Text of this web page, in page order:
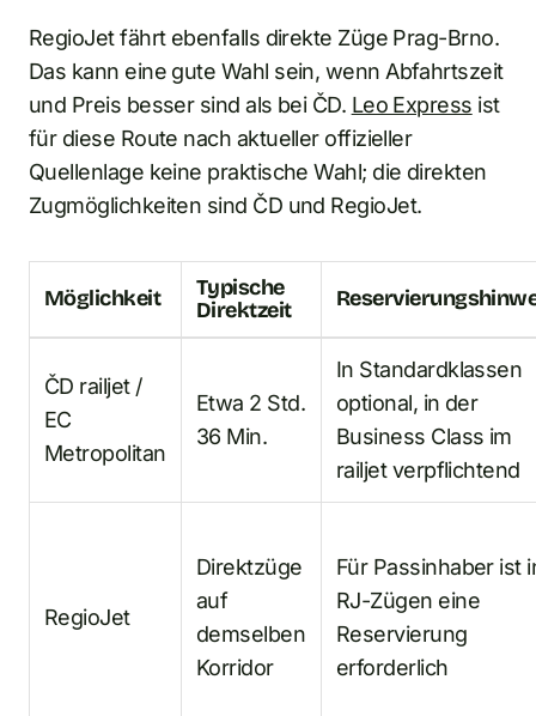
RegioJet fährt ebenfalls direkte Züge Prag-Brno.
Das kann eine gute Wahl sein, wenn Abfahrtszeit
und Preis besser sind als bei ČD. Leo Express ist
für diese Route nach aktueller offizieller
Quellenlage keine praktische Wahl; die direkten
Zugmöglichkeiten sind ČD und RegioJet.
Möglichkeit
Typische
Direktzeit
ČD railjet /
EC
Metropolitan
Etwa 2 Std.
36 Min.
In Standardklassen
optional, in der
Business Class im
railjet verpflichtend
RegioJet
Direktzüge
auf
demselben
Korridor
Für Passinhaber ist
RJ-Zügen eine
Reservierung
erforderlich